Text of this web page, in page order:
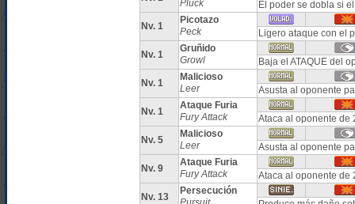
Pluck
El poder se dobla si
Nv. 1
Picotazo
Peck
Ligero ataque con el
Nv. 1
Gruñido
Growl
Baja el ATAQUE del
Nv. 1
Malicioso
Leer
Asusta al oponente
Nv. 1
Ataque Furia
Fury Attack
Ataca al oponente de
Nv. 5
Malicioso
Leer
Asusta al oponente
Nv. 9
Ataque Furia
Fury Attack
Ataca al oponente de
Nv. 13
Persecución